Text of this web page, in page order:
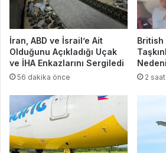
İran, ABD ve İsrail’e Ait
Olduğunu Açıkladığı Uçak
ve İHA Enkazlarını Sergiledi
56 dakika önce
British
2